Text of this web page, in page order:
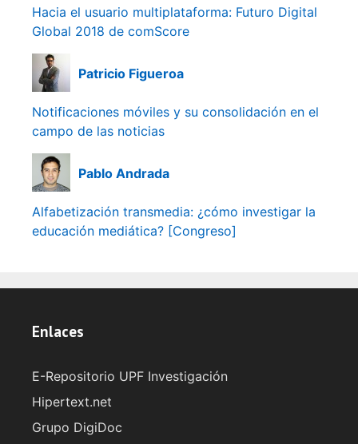
Hacia el usuario multiplataforma: Futuro Digital
Global 2018 de comScore
Patricio Figueroa
Notificaciones móviles y su consolidación en el
campo de las noticias
Pablo Andrada
Alfabetización transmedia: ¿cómo investigar la
educación mediática? [Congreso]
Enlaces
E-Repositorio UPF Investigación
Hipertext.net
Grupo DigiDoc